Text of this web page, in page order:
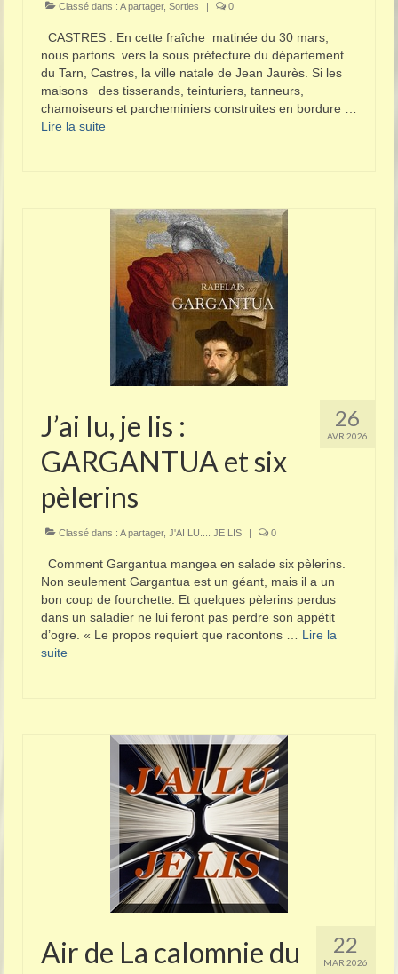
Classé dans : A partager, Sorties | 0
CASTRES : En cette fraîche matinée du 30 mars,
nous partons vers la sous préfecture du département
du Tarn, Castres, la ville natale de Jean Jaurès. Si les
maisons des tisserands, teinturiers, tanneurs,
chamoiseurs et parcheminiers construites en bordure …
Lire la suite­­
26
AVR 2026
J’ai lu, je lis :
GARGANTUA et six
pèlerins
Classé dans : A partager, J'AI LU.... JE LIS | 0
Comment Gargantua mangea en salade six pèlerins.
Non seulement Gargantua est un géant, mais il a un
bon coup de fourchette. Et quelques pèlerins perdus
dans un saladier ne lui feront pas perdre son appétit
d’ogre. « Le propos requiert que racontons … Lire la
suite­­
22
MAR 2026
Air de La calomnie du